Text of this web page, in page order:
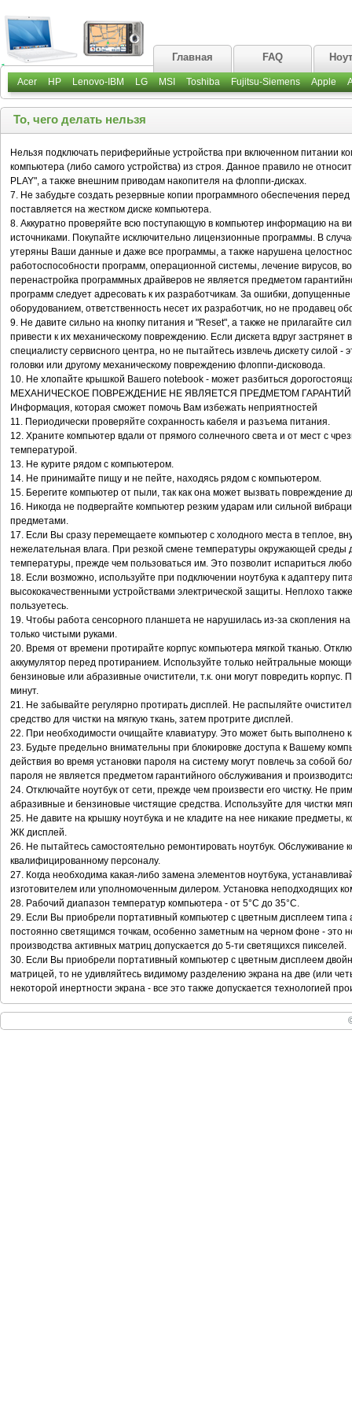
Главная FAQ
Acer HP Lenovo-IBM LG MSI Toshiba Fujitsu-Siemens Apple
То, чего делать нельзя
Нельзя подключать периферийные устройства при включенном питании
компьютера (либо самого устройства) из строя. Данное правило не
PLAY", а также внешним приводам накопителя на флоппи-дисках.
7. Не забудьте создать резервные копии программного обеспечения
поставляется на жестком диске компьютера.
8. Аккуратно проверяйте всю поступающую в компьютер информацию на
источниками. Покупайте исключительно лицензионные программы. В
утеряны Ваши данные и даже все программы, а также нарушена
работоспособности программ, операционной системы, лечение вирусов,
перенастройка программных драйверов не является предметом
программ следует адресовать к их разработчикам. За ошибки,
оборудованием, ответственность несет их разработчик, но не продавец
9. Не давите сильно на кнопку питания и "Reset", а также не прилагайте
привести к их механическому повреждению. Если дискета вдруг застрянет
специалисту сервисного центра, но не пытайтесь извлечь дискету силой
головки или другому механическому повреждению флоппи-дисковода.
10. Не хлопайте крышкой Вашего notebook - может разбиться
МЕХАНИЧЕСКОЕ ПОВРЕЖДЕНИЕ НЕ ЯВЛЯЕТСЯ ПРЕДМЕТОМ
Информация, которая сможет помочь Вам избежать неприятностей
11. Периодически проверяйте сохранность кабеля и разъема питания.
12. Храните компьютер вдали от прямого солнечного света и от мест с
температурой.
13. Не курите рядом с компьютером.
14. Не принимайте пищу и не пейте, находясь рядом с компьютером.
15. Берегите компьютер от пыли, так как она может вызвать повреждение
16. Никогда не подвергайте компьютер резким ударам или сильной
предметами.
17. Если Вы сразу перемещаете компьютер с холодного места в теплое,
нежелательная влага. При резкой смене температуры окружающей среды
температуры, прежде чем пользоваться им. Это позволит испариться
18. Если возможно, используйте при подключении ноутбука к адаптеру
высококачественными устройствами электрической защиты. Неплохо
пользуетесь.
19. Чтобы работа сенсорного планшета не нарушилась из-за скопления
только чистыми руками.
20. Время от времени протирайте корпус компьютера мягкой тканью.
аккумулятор перед протиранием. Используйте только нейтральные
бензиновые или абразивные очистители, т.к. они могут повредить корпус.
минут.
21. Не забывайте регулярно прoтирать дисплей. Не распыляйте
средство для чистки на мягкую ткань, затем протрите дисплей.
22. При необходимости очищайте клавиатуру. Это может быть выполнено
23. Будьте предельно внимательны при блокировке доступа к Вашему
действия во время установки пароля на систему могут повлечь за собой
пароля не является предметом гарантийного обслуживания и
24. Отключайте ноутбук от сети, прежде чем произвести его чистку. Не
абразивные и бензиновые чистящие средства. Используйте для чистки
25. Не давите на крышку ноутбука и не кладите на нее никакие предметы,
ЖК дисплей.
26. Не пытайтесь самостоятельно ремонтировать ноутбук. Обслуживание
квалифицированному персоналу.
27. Когда необходима какая-либо замена элементов ноутбука,
изготовителем или уполномоченным дилером. Установка неподходящих
28. Рабочий диапазон температур компьютера - от 5°С до 35°С.
29. Если Вы приобрели портативный компьютер с цветным дисплеем типа
постоянно светящимся точкам, особенно заметным на черном фоне - это
производства активных матриц допускается до 5-ти светящихся пикселей.
30. Если Вы приобрели портативный компьютер с цветным дисплеем
матрицей, то не удивляйтесь видимому разделению экрана на две (или
некоторой инертности экрана - все это также допускается технологией